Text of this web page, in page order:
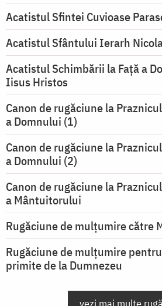
Acatistul Sfintei Cuvioase
Acatistul Sfântului Ierarh
Acatistul Schimbării la Faţă a
Iisus Hristos
Canon de rugăciune la
a Domnului (1)
Canon de rugăciune la
a Domnului (2)
Canon de rugăciune la
a Mântuitorului
Rugăciune de mulţumire către
Rugăciune de mulțumire
primite de la Dumnezeu